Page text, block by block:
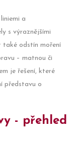
a
s výraznějšími
také odstín moření
– matnou či
je řešení, které
představu o
- přehled